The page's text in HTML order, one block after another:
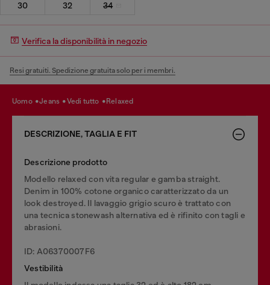
30 32 34
Verifica la disponibilità in negozio
Resi gratuiti. Spedizione gratuita solo per i membri.
uomo jeans vedi tutto relaxed
DESCRIZIONE, TAGLIA E FIT
Descrizione prodotto
Modello relaxed con vita regular e gamba straight.
Denim in 100% cotone organico caratterizzato da un
look destroyed. Il lavaggio grigio scuro è trattato con
una tecnica stonewash alternativa ed è rifinito con tagli e
abrasioni.
ID: A06370007F6
Vestibilità